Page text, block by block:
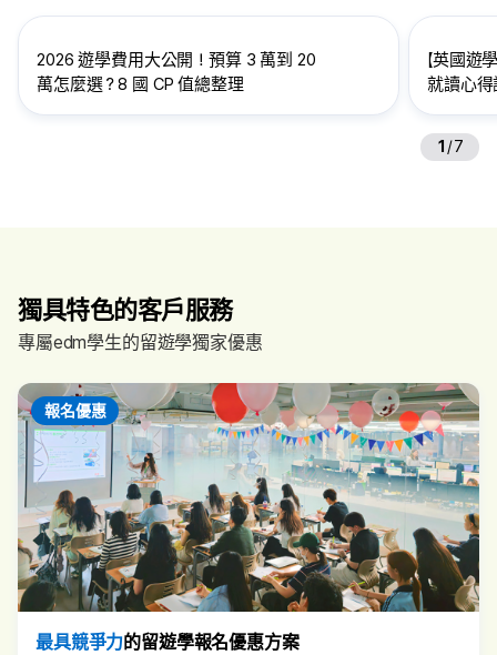
2026 遊學費用大公開！預算 3 萬到 20
萬怎麼選？8 國 CP 值總整理
【英國遊
就讀心得
1 /7
獨具特色的客戶服務
專屬edm學生的留遊學獨家優惠
報名優惠
最具競爭力的留遊學報名優惠方案